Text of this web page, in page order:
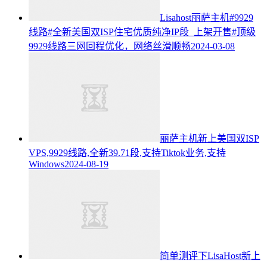
Lisahost丽萨主机#9929
线路#全新美国双ISP住宅优质纯净IP段 上架开售#顶级
9929线路三网回程优化，网络丝滑顺畅2024-03-08
丽萨主机新上美国双ISP
VPS,9929线路,全新39.71段,支持Tiktok业务,支持
Windows2024-08-19
简单测评下LisaHost新上